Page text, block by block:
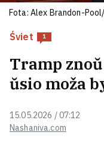
Śviet 1
Nashaniva.com
15.05.2026 / 07:12
Tramp
ŭsio moža
Fota: Alex Brandon-
abutku?
Dačka rasijskaha
adkaznaha za